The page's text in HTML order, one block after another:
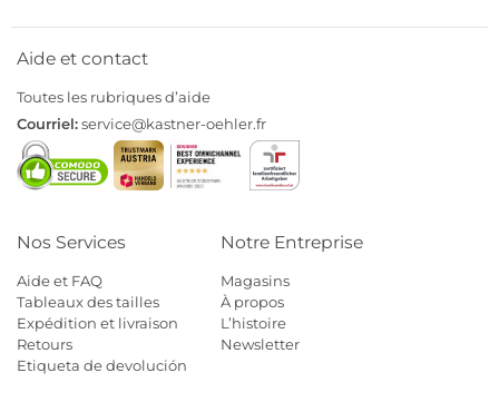
Aide et contact
Toutes les rubriques d’aide
Courriel:service@kastner-oehler.fr
Nos Services
Aide et FAQ
Tableaux des tailles
Expédition et livraison
Retours
Etiqueta de devolución
Notre Entreprise
Magasins
À propos
L’histoire
Newsletter